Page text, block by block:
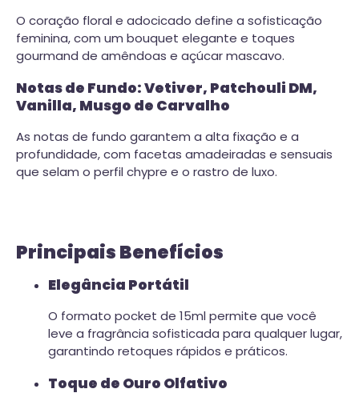
O coração floral e adocicado define a sofisticação
feminina, com um bouquet elegante e toques
gourmand de amêndoas e açúcar mascavo.
Notas de Fundo: Vetiver, Patchouli DM,
Vanilla, Musgo de Carvalho
As notas de fundo garantem a alta fixação e a
profundidade, com facetas amadeiradas e sensuais
que selam o perfil chypre e o rastro de luxo.
Principais Benefícios
Elegância Portátil
O formato pocket de 15ml permite que você
leve a fragrância sofisticada para qualquer lugar,
garantindo retoques rápidos e práticos.
Toque de Ouro Olfativo